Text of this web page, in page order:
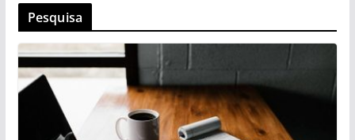
Pesquisa